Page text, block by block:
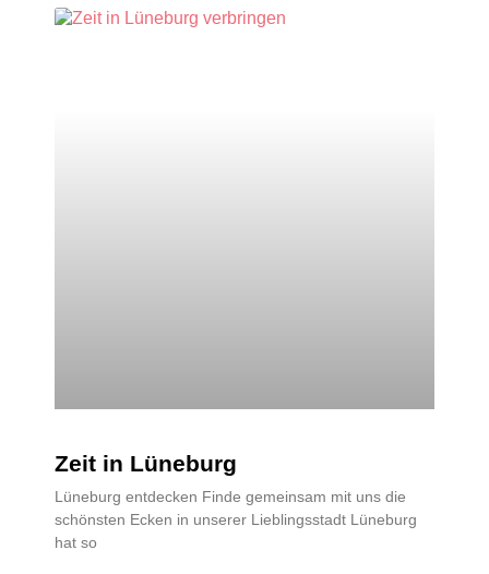
Zeit in Lüneburg
Lüneburg entdecken Finde gemeinsam mit uns die
schönsten Ecken in unserer Lieblingsstadt Lüneburg
hat so